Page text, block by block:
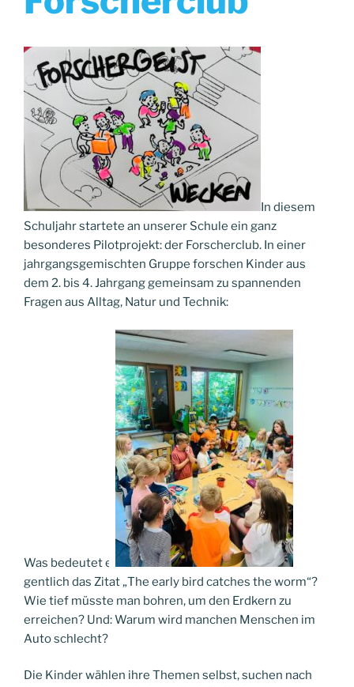
In diesem
Schuljahr startete an unserer Schule ein ganz
besonderes Pilotprojekt: der Forscherclub. In einer
jahrgangsgemischten Gruppe forschen Kinder aus
dem 2. bis 4. Jahrgang gemeinsam zu spannenden
Fragen aus Alltag, Natur und Technik:
Was bedeutet ei
gentlich das Zitat „The early bird catches the worm“?
Wie tief müsste man bohren, um den Erdkern zu
erreichen? Und: Warum wird manchen Menschen im
Auto schlecht?
Die Kinder wählen ihre Themen selbst, suchen nach